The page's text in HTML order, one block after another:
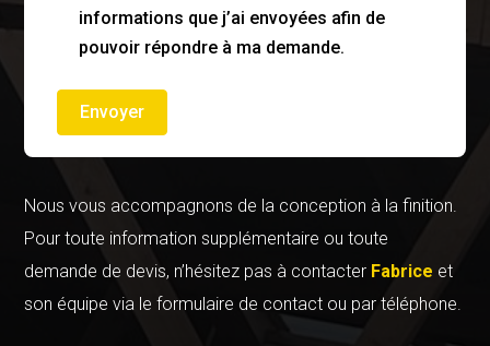
informations que j’ai envoyées afin de
pouvoir répondre à ma demande.
Envoyer
Nous vous accompagnons de la conception à la finition.
Pour toute information supplémentaire ou toute
demande de devis, n’hésitez pas à contacter Fabrice et
son équipe via le formulaire de contact ou par téléphone.